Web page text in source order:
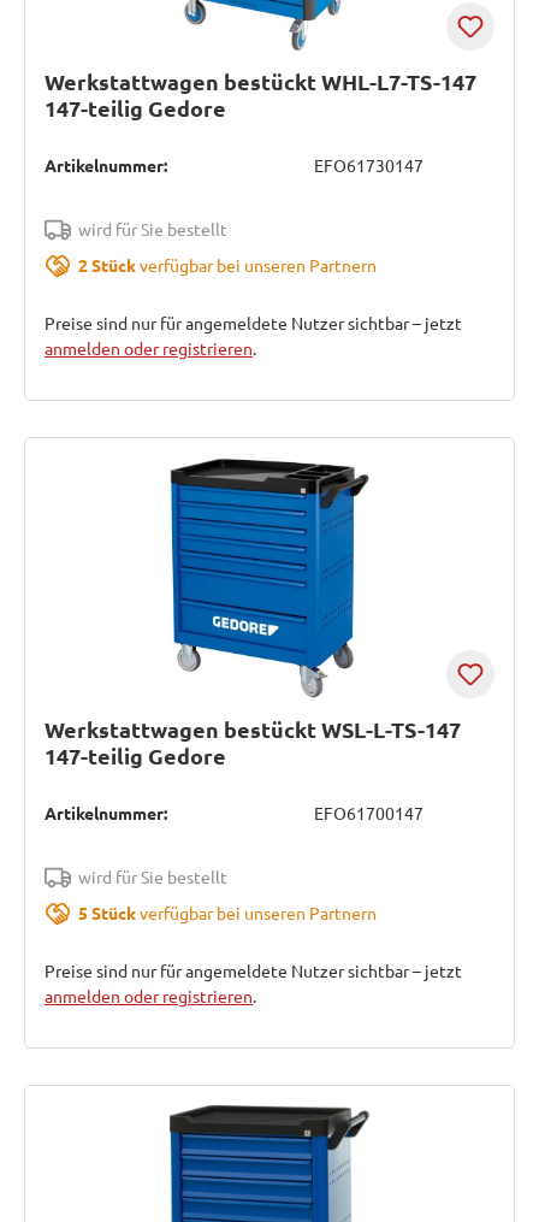
Werkstattwagen bestückt WHL-L7-TS-147
147-teilig Gedore
Artikelnummer: EFO61730147
wird für Sie bestellt
2 Stückverfügbar bei unseren Partnern
Preise sind nur für angemeldete Nutzer sichtbar – jetzt
anmelden oder registrieren.
Werkstattwagen bestückt WSL-L-TS-147
147-teilig Gedore
Artikelnummer: EFO61700147
wird für Sie bestellt
5 Stückverfügbar bei unseren Partnern
Preise sind nur für angemeldete Nutzer sichtbar – jetzt
anmelden oder registrieren.